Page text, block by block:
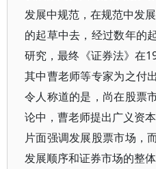
发展中规范，在规范中发
的起草中去，经过数年的
研究，最终《证券法》在
其中曹老师等专家为之付
令人称道的是，尚在股票
论中，曹老师提出广义资
片面强调发展股票市场，
发展顺序和证券市场的整